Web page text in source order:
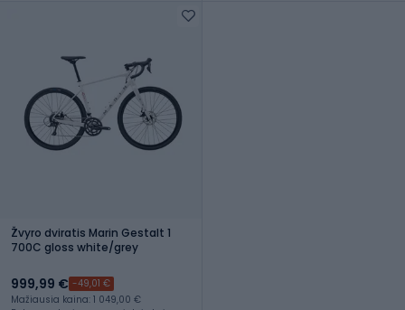
Žvyro dviratis Marin Gestalt 1
700C gloss white/grey
999,99 € -49,01 €
Mažiausia kaina: 1 049,00 €